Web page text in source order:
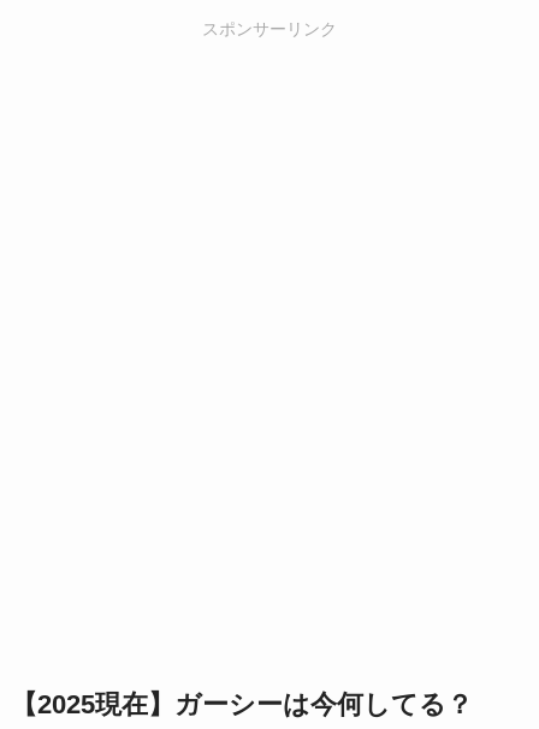
スポンサーリンク
【2025現在】ガーシーは今何してる？